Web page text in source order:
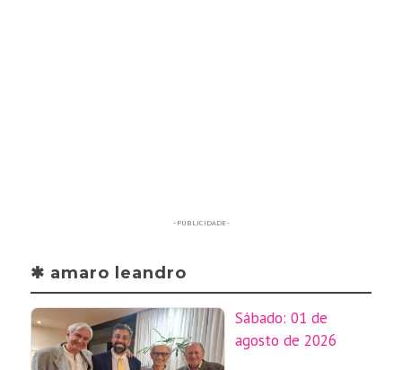
- PUBLICIDADE -
✱ amaro leandro
Sábado: 01 de
agosto de 2026